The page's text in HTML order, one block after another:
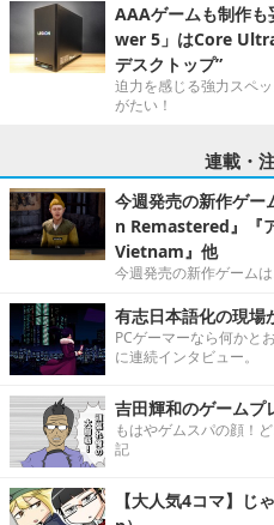
AAAゲームも制作
wer 5」はCore
デスクトップ”
迫力を感じる強力スペ
がたい！
連載・
今週発売の新作ゲ
n Remastered』『
Vietnam』他
今週発売の新作ゲームは
有志日本語化の現場
PCゲーマーなら何かと
に連続インタビュー。
吉田輝和のゲームプ
もはやゲムスパの顔！
記
【大人気4コマ】